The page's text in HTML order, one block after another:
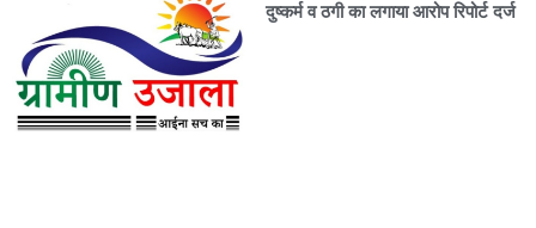
दुष्कर्म व ठगी का लगाया आरोप रिपोर्ट दर्ज